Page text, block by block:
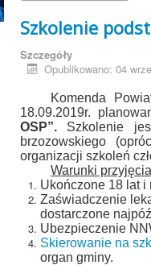
Szkolenie
Szczegóły
Opublikowano: 04
Komenda
18.09.2019r.
OSP”. Szkolenie
brzozowskiego
organizacji szkoleń
Warunki
Ukończone 18 lat i
Zaświadczenie
dostarczone
Ubezpieczenie
Skierowanie na
organ gminy.